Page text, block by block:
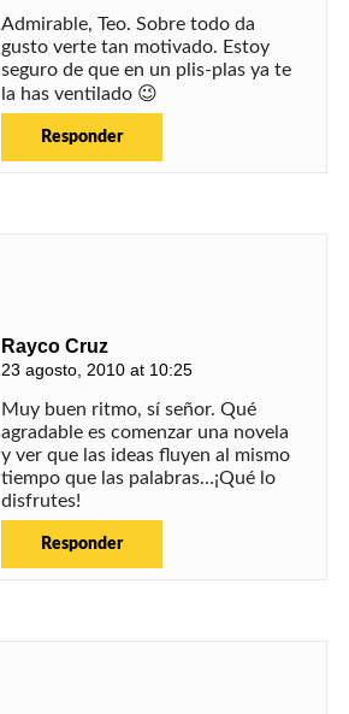
Admirable, Teo. Sobre todo da
gusto verte tan motivado. Estoy
seguro de que en un plis-plas ya te
la has ventilado 😉
Responder
Rayco Cruz
23 agosto, 2010 at 10:25
Muy buen ritmo, sí señor. Qué
agradable es comenzar una novela
y ver que las ideas fluyen al mismo
tiempo que las palabras…¡Qué lo
disfrutes!
Responder